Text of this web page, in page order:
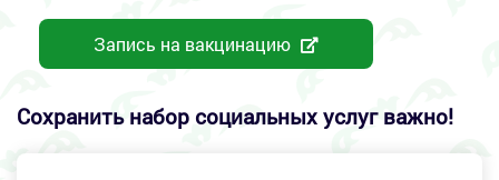
Запись на вакцинацию
Сохранить набор социальных услуг важно!